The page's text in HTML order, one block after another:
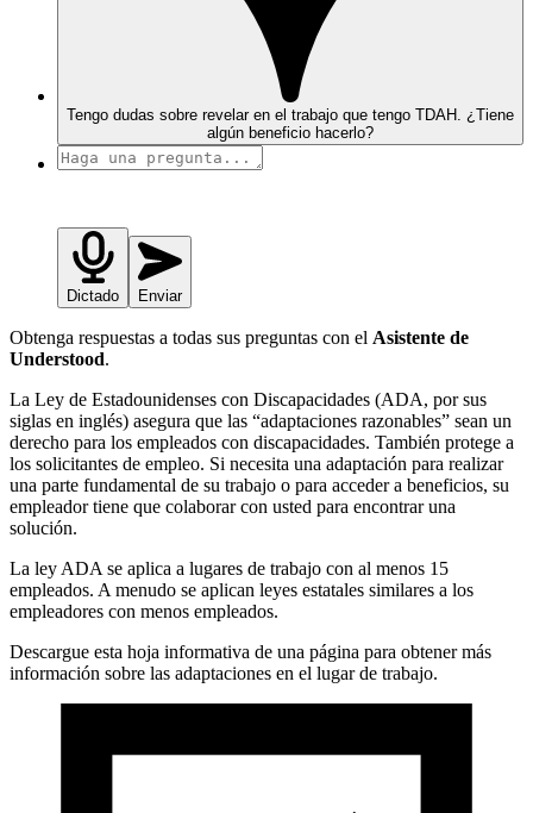
Tengo dudas sobre revelar en el trabajo que tengo TDAH. ¿Tiene
algún beneficio hacerlo?
Dictado Enviar
Obtenga respuestas a todas sus preguntas con el Asistente de
Understood.
La Ley de Estadounidenses con Discapacidades (ADA, por sus
siglas en inglés) asegura que las “adaptaciones razonables” sean un
derecho para los empleados con discapacidades. También protege a
los solicitantes de empleo. Si necesita una adaptación para realizar
una parte fundamental de su trabajo o para acceder a beneficios, su
empleador tiene que colaborar con usted para encontrar una
solución.
La ley ADA se aplica a lugares de trabajo con al menos 15
empleados. A menudo se aplican leyes estatales similares a los
empleadores con menos empleados.
Descargue esta hoja informativa de una página para obtener más
información sobre las adaptaciones en el lugar de trabajo.